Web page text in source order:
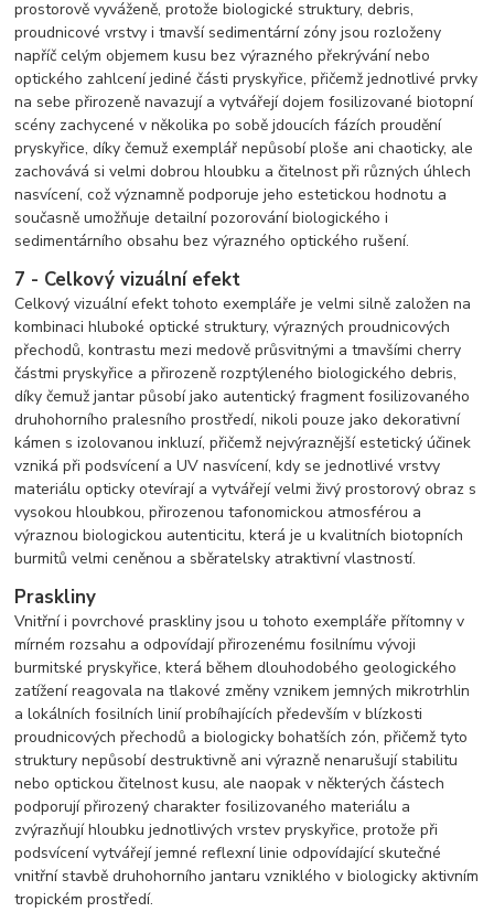
prostorově vyváženě, protože biologické struktury, debris,
proudnicové vrstvy i tmavší sedimentární zóny jsou rozloženy
napříč celým objemem kusu bez výrazného překrývání nebo
optického zahlcení jediné části pryskyřice, přičemž jednotlivé prvky
na sebe přirozeně navazují a vytvářejí dojem fosilizované biotopní
scény zachycené v několika po sobě jdoucích fázích proudění
pryskyřice, díky čemuž exemplář nepůsobí ploše ani chaoticky, ale
zachovává si velmi dobrou hloubku a čitelnost při různých úhlech
nasvícení, což významně podporuje jeho estetickou hodnotu a
současně umožňuje detailní pozorování biologického i
sedimentárního obsahu bez výrazného optického rušení.
7 - Celkový vizuální efekt
Celkový vizuální efekt tohoto exempláře je velmi silně založen na
kombinaci hluboké optické struktury, výrazných proudnicových
přechodů, kontrastu mezi medově průsvitnými a tmavšími cherry
částmi pryskyřice a přirozeně rozptýleného biologického debris,
díky čemuž jantar působí jako autentický fragment fosilizovaného
druhohorního pralesního prostředí, nikoli pouze jako dekorativní
kámen s izolovanou inkluzí, přičemž nejvýraznější estetický účinek
vzniká při podsvícení a UV nasvícení, kdy se jednotlivé vrstvy
materiálu opticky otevírají a vytvářejí velmi živý prostorový obraz s
vysokou hloubkou, přirozenou tafonomickou atmosférou a
výraznou biologickou autenticitu, která je u kvalitních biotopních
burmitů velmi ceněnou a sběratelsky atraktivní vlastností.
Praskliny
Vnitřní i povrchové praskliny jsou u tohoto exempláře přítomny v
mírném rozsahu a odpovídají přirozenému fosilnímu vývoji
burmitské pryskyřice, která během dlouhodobého geologického
zatížení reagovala na tlakové změny vznikem jemných mikrotrhlin
a lokálních fosilních linií probíhajících především v blízkosti
proudnicových přechodů a biologicky bohatších zón, přičemž tyto
struktury nepůsobí destruktivně ani výrazně nenarušují stabilitu
nebo optickou čitelnost kusu, ale naopak v některých částech
podporují přirozený charakter fosilizovaného materiálu a
zvýrazňují hloubku jednotlivých vrstev pryskyřice, protože při
podsvícení vytvářejí jemné reflexní linie odpovídající skutečné
vnitřní stavbě druhohorního jantaru vzniklého v biologicky aktivním
tropickém prostředí.